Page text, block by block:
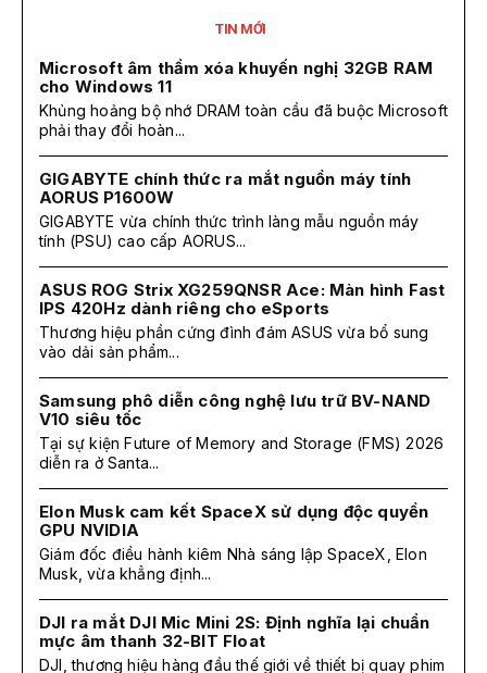
TIN MỚI
Microsoft âm thầm xóa khuyến nghị 32GB RAM
cho Windows 11
Khủng hoảng bộ nhớ DRAM toàn cầu đã buộc Microsoft
phải thay đổi hoàn...
GIGABYTE chính thức ra mắt nguồn máy tính
AORUS P1600W
GIGABYTE vừa chính thức trình làng mẫu nguồn máy
tính (PSU) cao cấp AORUS...
ASUS ROG Strix XG259QNSR Ace: Màn hình Fast
IPS 420Hz dành riêng cho eSports
Thương hiệu phần cứng đình đám ASUS vừa bổ sung
vào dải sản phẩm...
Samsung phô diễn công nghệ lưu trữ BV-NAND
V10 siêu tốc
Tại sự kiện Future of Memory and Storage (FMS) 2026
diễn ra ở Santa...
Elon Musk cam kết SpaceX sử dụng độc quyền
GPU NVIDIA
Giám đốc điều hành kiêm Nhà sáng lập SpaceX, Elon
Musk, vừa khẳng định...
DJI ra mắt DJI Mic Mini 2S: Định nghĩa lại chuẩn
mực âm thanh 32-BIT Float
DJI, thương hiệu hàng đầu thế giới về thiết bị quay phim